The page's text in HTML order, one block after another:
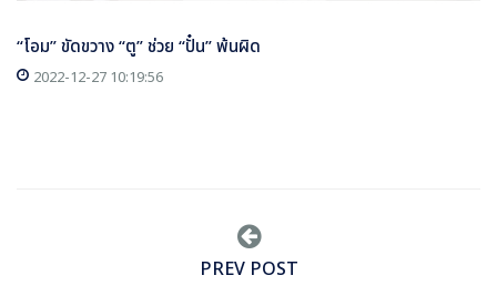
“โอม” ขัดขวาง “ตู” ช่วย “ปั๋น” พ้นผิด
2022-12-27 10:19:56
PREV POST